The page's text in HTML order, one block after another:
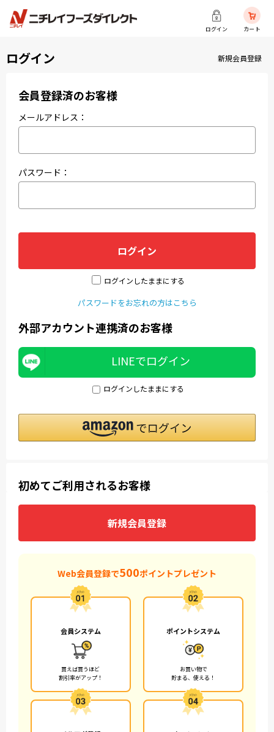
ログイン カート
ログイン 新規会員登録
会員登録済のお客様
メールアドレス：
パスワード：
ログインしたままにする
パスワードをお忘れの方はこちら
外部アカウント連携済のお客様
LINEでログイン
ログインしたままにする
初めてご利用されるお客様
Web会員登録で500ポイントプレゼント
会員システム
買えば買うほど
割引率がアップ！
ポイントシステム
お買い物で
貯まる、使える！